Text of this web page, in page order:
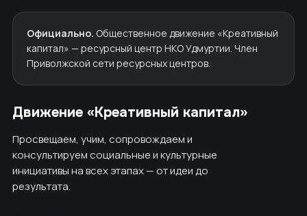
Официально. Общественное движение «Креативный
капитал» — ресурсный центр НКО Удмуртии. Член
Приволжской сети ресурсных центров.
Движение «Креативный капитал»
Просвещаем, учим, сопровождаем и
консультируем социальные и культурные
инициативы на всех этапах — от идеи до
результата.